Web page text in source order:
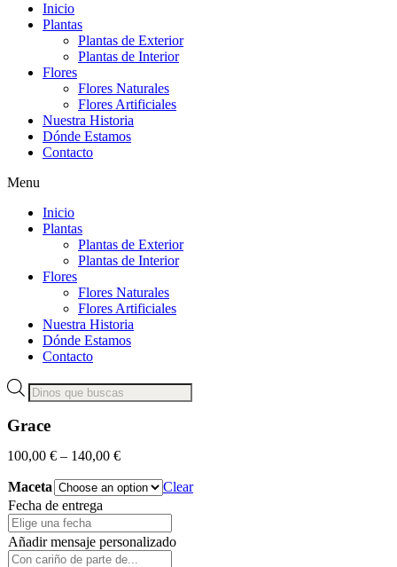
Inicio
Plantas
Plantas de Exterior
Plantas de Interior
Flores
Flores Naturales
Flores Artificiales
Nuestra Historia
Dónde Estamos
Contacto
Menu
Inicio
Plantas
Plantas de Exterior
Plantas de Interior
Flores
Flores Naturales
Flores Artificiales
Nuestra Historia
Dónde Estamos
Contacto
Products
search
Grace
100,00 € – 140,00 €
Maceta
Clear
Fecha de entrega
Añadir mensaje personalizado